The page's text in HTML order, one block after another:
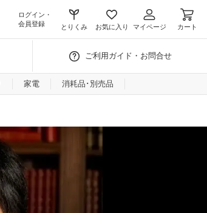
ログイン・
会員登録
とりくみ お気に入り マイページ カート
ご利用ガイド・お問合せ
家電 消耗品･別売品